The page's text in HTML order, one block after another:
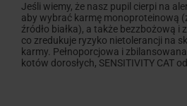
Jeśli wiemy, że nasz pupil cierpi na
aby wybrać karmę monoproteinową
źródło białka), a także bezzbożową i
co zredukuje ryzyko nietolerancji na
karmy. Pełnoporcjowa i
kotów dorosłych, SENSITIVITY CAT